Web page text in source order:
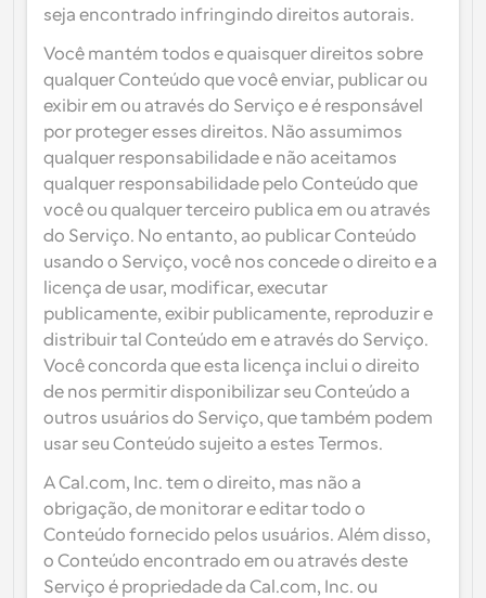
seja encontrado infringindo direitos autorais.
Você mantém todos e quaisquer direitos sobre
qualquer Conteúdo que você enviar, publicar ou
exibir em ou através do Serviço e é responsável
por proteger esses direitos. Não assumimos
qualquer responsabilidade e não aceitamos
qualquer responsabilidade pelo Conteúdo que
você ou qualquer terceiro publica em ou através
do Serviço. No entanto, ao publicar Conteúdo
usando o Serviço, você nos concede o direito e a
licença de usar, modificar, executar
publicamente, exibir publicamente, reproduzir e
distribuir tal Conteúdo em e através do Serviço.
Você concorda que esta licença inclui o direito
de nos permitir disponibilizar seu Conteúdo a
outros usuários do Serviço, que também podem
usar seu Conteúdo sujeito a estes Termos.
A Cal.com, Inc. tem o direito, mas não a
obrigação, de monitorar e editar todo o
Conteúdo fornecido pelos usuários. Além disso,
o Conteúdo encontrado em ou através deste
Serviço é propriedade da Cal.com, Inc. ou